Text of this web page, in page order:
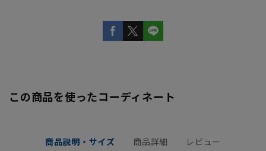
この商品を使ったコーディネート
商品説明・サイズ 商品詳細 レビュー